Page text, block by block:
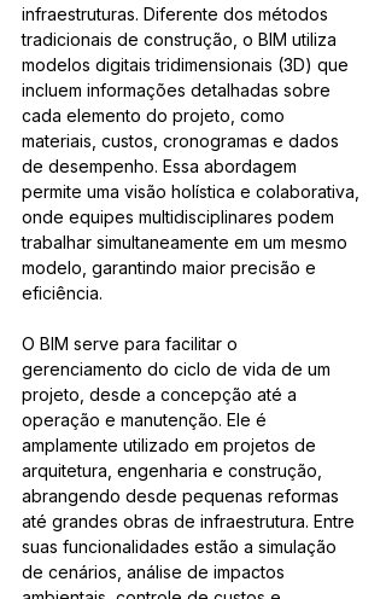
infraestruturas. Diferente dos métodos
tradicionais de construção, o BIM utiliza
modelos digitais tridimensionais (3D) que
incluem informações detalhadas sobre
cada elemento do projeto, como
materiais, custos, cronogramas e dados
de desempenho. Essa abordagem
permite uma visão holística e colaborativa,
onde equipes multidisciplinares podem
trabalhar simultaneamente em um mesmo
modelo, garantindo maior precisão e
eficiência.
O BIM serve para facilitar o
gerenciamento do ciclo de vida de um
projeto, desde a concepção até a
operação e manutenção. Ele é
amplamente utilizado em projetos de
arquitetura, engenharia e construção,
abrangendo desde pequenas reformas
até grandes obras de infraestrutura. Entre
suas funcionalidades estão a simulação
de cenários, análise de impactos